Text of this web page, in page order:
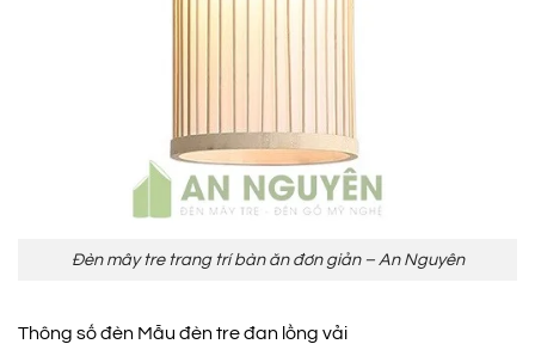
Đèn mây tre trang trí bàn ăn đơn giản – An Nguyên
Thông số đèn Mẫu đèn tre đan lồng vải